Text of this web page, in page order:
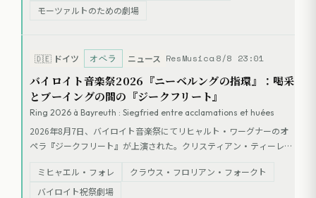
した。火星の植民地を舞台とした未来的な演出は、演劇としては混乱
モーツァルトのための劇場
🇩🇪 ドイツ オペラ ニュース ResMusica 8/8 23:01
バイロイト音楽祭2026『ニーベルングの指環』：喝采
とブーイングの間の『ジークフリート』
Ring 2026 à Bayreuth : Siegfried entre acclamations et huées
2026年8月7日、バイロイト音楽祭にてリヒャルト・ワーグナーのオ
ペラ『ジークフリート』が上演された。クリスティアン・ティーレマ
ル・フォレ、クラウス・フロリアン・フォークトらが出演。演出はマ
ルクス・ロブスとニルス・コルテが担当した。
ミヒャエル・フォレ
クラウス・フロリアン・フォークト
バイロイト祝祭劇場